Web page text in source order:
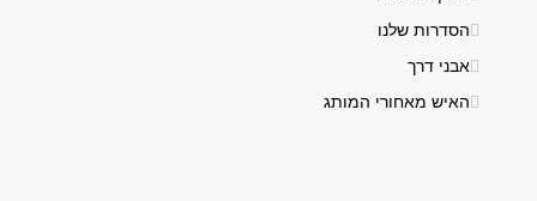
הסדרות שלנו
אבני דרך
האיש מאחורי המותג